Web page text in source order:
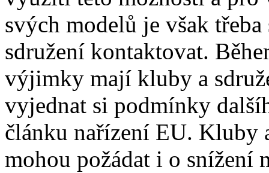
svých modelů je však
sdružení kontaktovat.
výjimky mají kluby a
vyjednat si podmínky
článku nařízení EU. Kluby
mohou požádat i o